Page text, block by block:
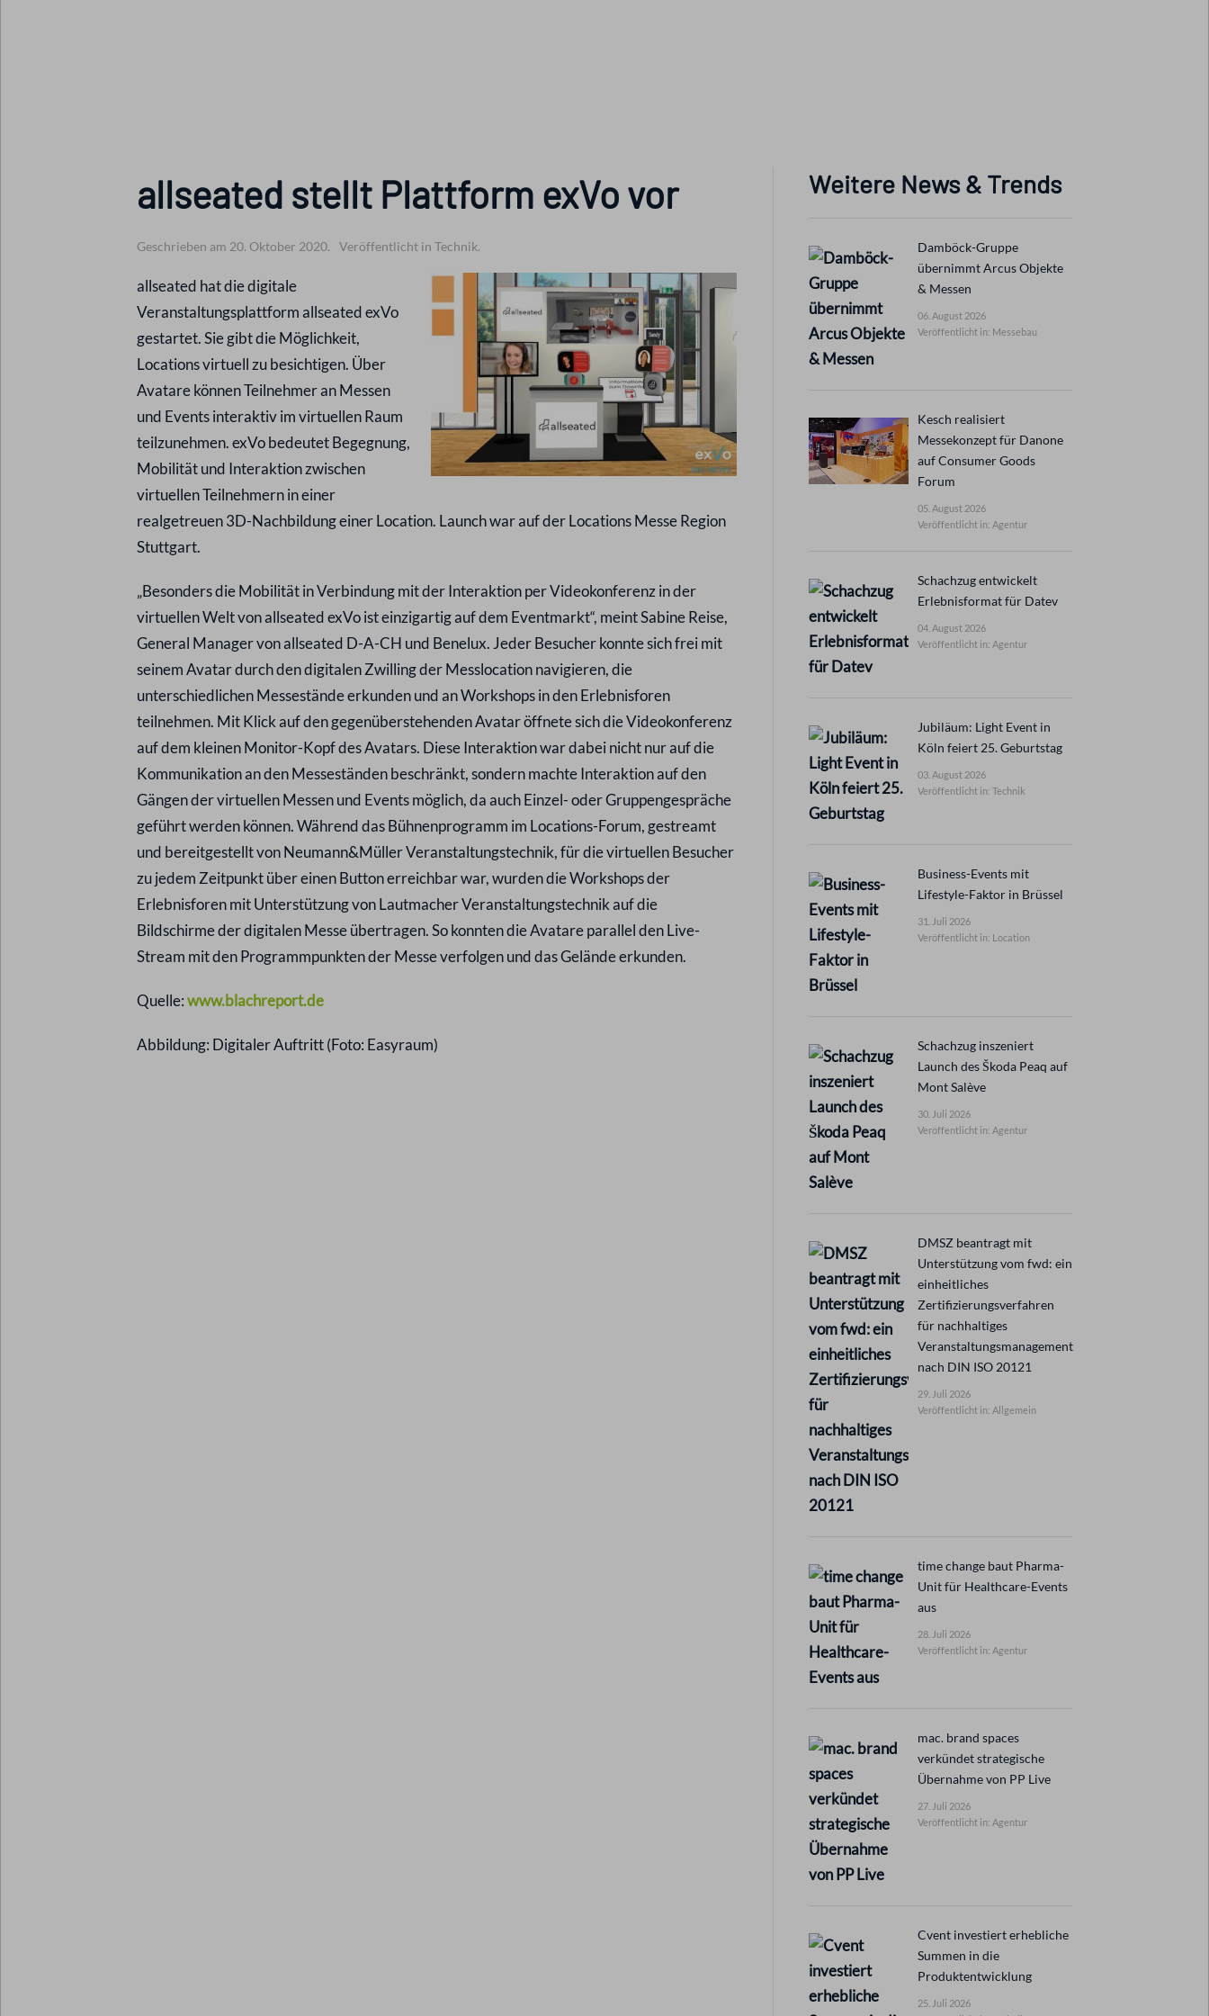
allseated stellt Plattform exVo vor
Geschrieben am 20. Oktober 2020. Veröffentlicht in Technik.
allseated hat die digitale
Veranstaltungsplattform allseated exVo
gestartet. Sie gibt die Möglichkeit,
Locations virtuell zu besichtigen. Über
Avatare können Teilnehmer an Messen
und Events interaktiv im virtuellen Raum
teilzunehmen. exVo bedeutet Begegnung,
Mobilität und Interaktion zwischen
virtuellen Teilnehmern in einer
realgetreuen 3D-Nachbildung einer Location. Launch war auf der Locations Messe Region
Stuttgart.
„Besonders die Mobilität in Verbindung mit der Interaktion per Videokonferenz in der
virtuellen Welt von allseated exVo ist einzigartig auf dem Eventmarkt“, meint Sabine Reise,
General Manager von allseated D-A-CH und Benelux. Jeder Besucher konnte sich frei mit
seinem Avatar durch den digitalen Zwilling der Messlocation navigieren, die
unterschiedlichen Messestände erkunden und an Workshops in den Erlebnisforen
teilnehmen. Mit Klick auf den gegenüberstehenden Avatar öffnete sich die Videokonferenz
auf dem kleinen Monitor-Kopf des Avatars. Diese Interaktion war dabei nicht nur auf die
Kommunikation an den Messeständen beschränkt, sondern machte Interaktion auf den
Gängen der virtuellen Messen und Events möglich, da auch Einzel- oder Gruppengespräche
geführt werden können. Während das Bühnenprogramm im Locations-Forum, gestreamt
und bereitgestellt von Neumann&Müller Veranstaltungstechnik, für die virtuellen Besucher
zu jedem Zeitpunkt über einen Button erreichbar war, wurden die Workshops der
Erlebnisforen mit Unterstützung von Lautmacher Veranstaltungstechnik auf die
Bildschirme der digitalen Messe übertragen. So konnten die Avatare parallel den Live-
Stream mit den Programmpunkten der Messe verfolgen und das Gelände erkunden.
Quelle:www.blachreport.de
Abbildung: Digitaler Auftritt (Foto: Easyraum)
Weitere News & Trends
Damböck-Gruppe
übernimmt Arcus Objekte
& Messen
06. August 2026
Veröffentlicht in: Messebau
Kesch realisiert
Messekonzept für Danone
auf Consumer Goods
Forum
05. August 2026
Veröffentlicht in: Agentur
Schachzug entwickelt
Erlebnisformat für Datev
04. August 2026
Veröffentlicht in: Agentur
Jubiläum: Light Event in
Köln feiert 25. Geburtstag
03. August 2026
Veröffentlicht in: Technik
Business-Events mit
Lifestyle-Faktor in Brüssel
31. Juli 2026
Veröffentlicht in: Location
Schachzug inszeniert
Launch des Škoda Peaq auf
Mont Salève
30. Juli 2026
Veröffentlicht in: Agentur
DMSZ beantragt mit
Unterstützung vom fwd: ein
einheitliches
Zertifizierungsverfahren
für nachhaltiges
Veranstaltungsmanagement
nach DIN ISO 20121
29. Juli 2026
Veröffentlicht in: Allgemein
time change baut Pharma-
Unit für Healthcare-Events
aus
28. Juli 2026
Veröffentlicht in: Agentur
mac. brand spaces
verkündet strategische
Übernahme von PP Live
27. Juli 2026
Veröffentlicht in: Agentur
Cvent investiert erhebliche
Summen in die
Produktentwicklung
25. Juli 2026